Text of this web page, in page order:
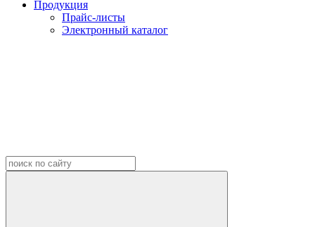
Продукция
Прайс-листы
Электронный каталог